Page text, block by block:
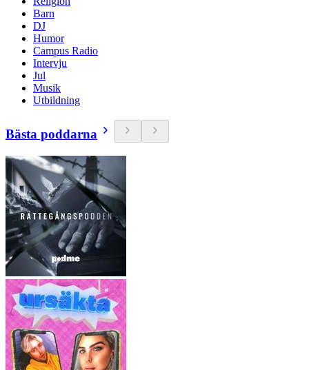
Barn
DJ
Humor
Campus Radio
Intervju
Jul
Musik
Utbildning
Bästa poddarna